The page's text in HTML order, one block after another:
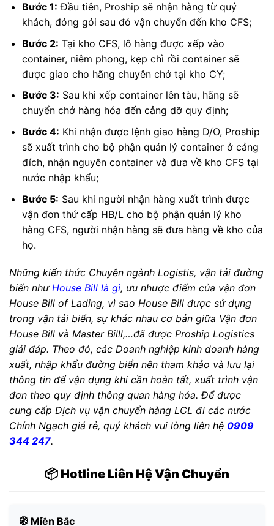
Bước 1: Đầu tiên, Proship sẽ nhận hàng từ quý
khách, đóng gói sau đó vận chuyển đến kho CFS;
Bước 2: Tại kho CFS, lô hàng được xếp vào
container, niêm phong, kẹp chì rồi container sẽ
được giao cho hãng chuyên chở tại kho CY;
Bước 3: Sau khi xếp container lên tàu, hãng sẽ
chuyển chở hàng hóa đến cảng dỡ quy định;
Bước 4: Khi nhận được lệnh giao hàng D/O, Proship
sẽ xuất trình cho bộ phận quản lý container ở cảng
đích, nhận nguyên container và đưa về kho CFS tại
nước nhập khẩu;
Bước 5: Sau khi người nhận hàng xuất trình được
vận đơn thứ cấp HB/L cho bộ phận quản lý kho
hàng CFS, người nhận hàng sẽ đưa hàng về kho của
họ.
Những kiến thức Chuyên ngành Logistis, vận tải đường
biển như House Bill là gì, ưu nhược điểm của vận đơn
House Bill of Lading, vì sao House Bill được sử dụng
trong vận tải biển, sự khác nhau cơ bản giữa Vận đơn
House Bill và Master Billl,…đã được Proship Logistics
giải đáp. Theo đó, các Doanh nghiệp kinh doanh hàng
xuất, nhập khẩu đường biển nên tham khảo và lưu lại
thông tin để vận dụng khi cần hoàn tất, xuất trình vận
đơn theo quy định thông quan hàng hóa. Để được
cung cấp Dịch vụ vận chuyển hàng LCL đi các nước
Chính Ngạch giá rẻ, quý khách vui lòng liên hệ 0909
344 247.
📦 Hotline Liên Hệ Vận Chuyển
🧭 Miền Bắc